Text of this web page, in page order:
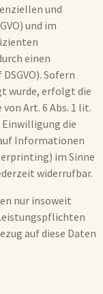
und
und im
einen
Sofern
wurde, erfolgt die
Art. 6 Abs. 1 lit.
Einwilligung die
Informationen
im Sinne
widerrufbar.
nur insoweit
auf diese Daten